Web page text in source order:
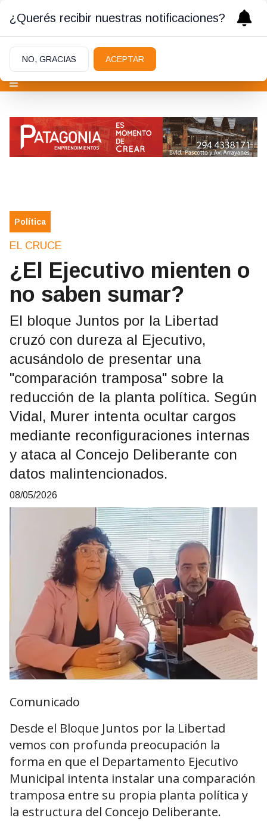
Política
EL CRUCE
¿El Ejecutivo mienten o
no saben sumar?
El bloque Juntos por la Libertad
cruzó con dureza al Ejecutivo,
acusándolo de presentar una
"comparación tramposa" sobre la
reducción de la planta política. Según
Vidal, Murer intenta ocultar cargos
mediante reconfiguraciones internas
y ataca al Concejo Deliberante con
datos malintencionados.
08/05/2026
Comunicado
Desde el Bloque Juntos por la Libertad
vemos con profunda preocupación la
forma en que el Departamento Ejecutivo
Municipal intenta instalar una comparación
tramposa entre su propia planta política y
la estructura del Concejo Deliberante.
¿Querés recibir nuestras notificaciones?
NO, GRACIAS ACEPTAR